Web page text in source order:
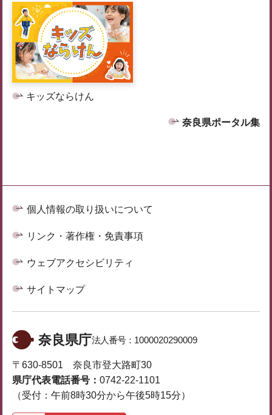
キッズならけん
奈良県ポータル集
個人情報の取り扱いについて
リンク・著作権・免責事項
ウェブアクセシビリティ
サイトマップ
奈良県庁法人番号： 1000020290009
〒630-8501 奈良市登大路町30
県庁代表電話番号： 0742-22-1101
（受付：午前8時30分から午後5時15分）